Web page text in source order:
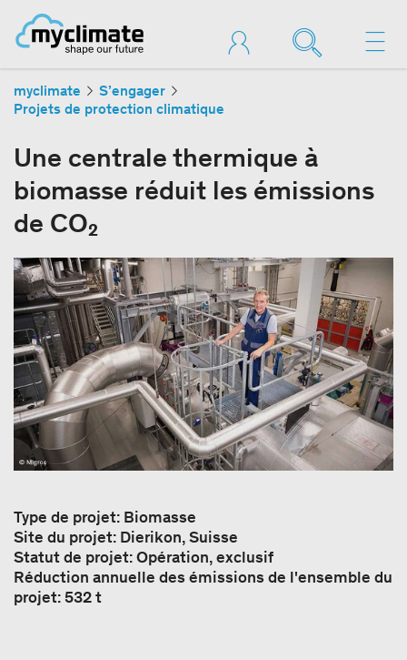
myclimate
S’engager
Projets de protection climatique
Une centrale thermique à
biomasse réduit les émissions
de CO₂
Type de projet: Biomasse
Site du projet: Dierikon, Suisse
Statut de projet: Opération, exclusif
Réduction annuelle des émissions de l'ensemble du
projet: 532 t